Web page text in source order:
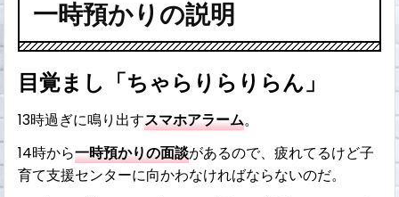
一時預かりの説明
目覚まし「ちゃらりらりらん」
13時過ぎに鳴り出すスマホアラーム。
14時から一時預かりの面談があるので、疲れてるけど子
育て支援センターに向かわなければならないのだ。